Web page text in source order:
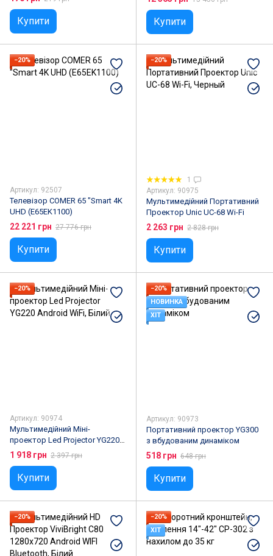
Купити Купити
−20%
Артикул: 92507
Телевізор COMER 65 "Smart 4K
UHD (E65EK1100)
22 221 грн 27 776 грн
Купити
−20%
1
Артикул: 90975
Мультимедійний Портативний
Проектор Unic UC-68 Wi-Fi
2 263 грн 2 828 грн
Купити
−20%
Артикул: 90974
Мультимедійний Міні-
проектор Led Projector YG220
Android WiFi
1 918 грн 2 397 грн
Купити
−20%
НОВИНКА
ХІТ
Артикул: 90973
Портативний проектор YG300
з вбудованим динаміком
518 грн 648 грн
Купити
−20%
−20%
ХІТ